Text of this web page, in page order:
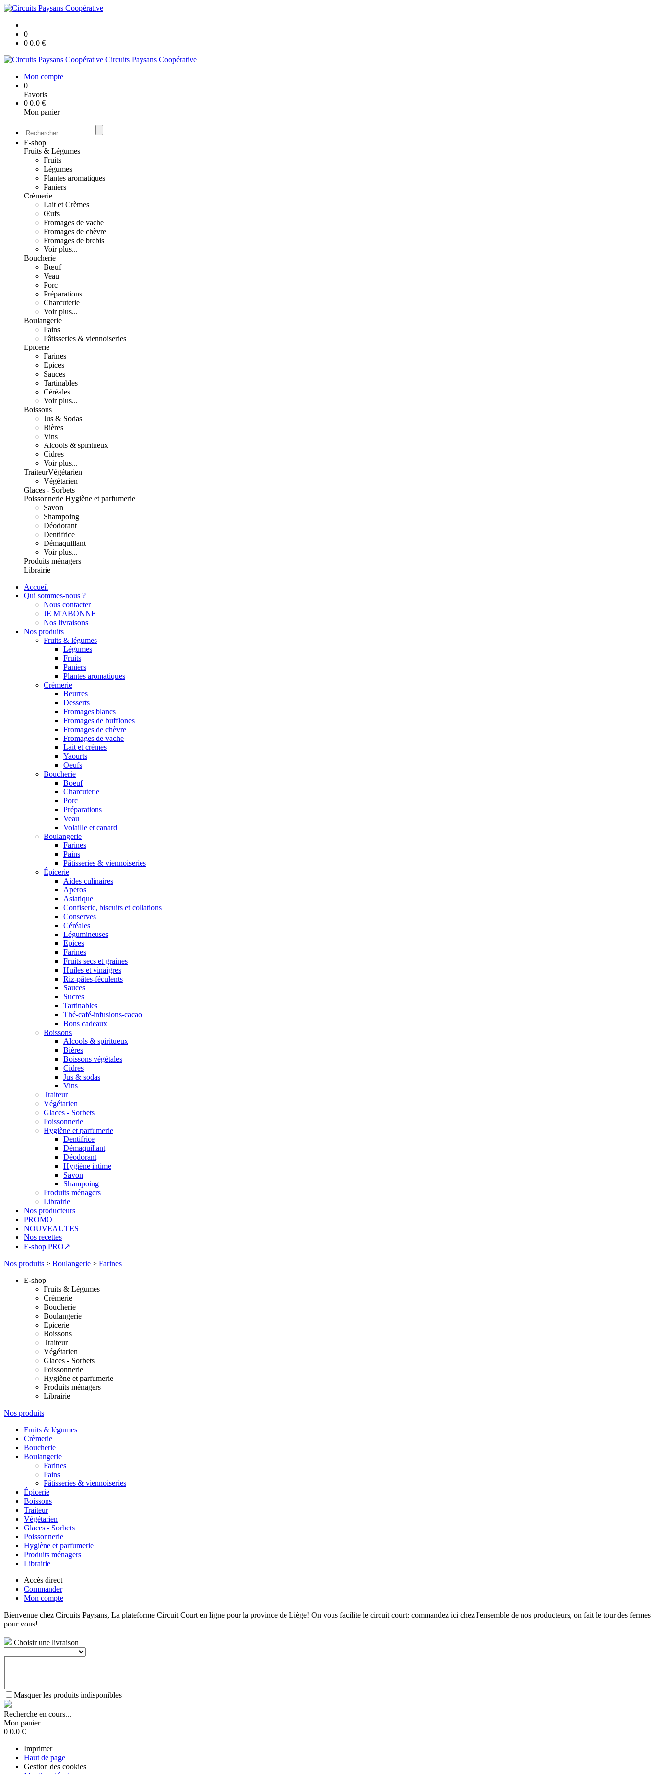
0
0 0.0 €
Circuits Paysans Coopérative
Mon compte
0
Favoris
0 0.0 €
Mon panier
E-shop
Fruits & Légumes
Fruits
Légumes
Plantes aromatiques
Paniers
Crèmerie
Lait et Crèmes
Œufs
Fromages de vache
Fromages de chèvre
Fromages de brebis
Voir plus...
Boucherie
Bœuf
Veau
Porc
Préparations
Charcuterie
Voir plus...
Boulangerie
Pains
Pâtisseries & viennoiseries
Epicerie
Farines
Epices
Sauces
Tartinables
Céréales
Voir plus...
Boissons
Jus & Sodas
Bières
Vins
Alcools & spiritueux
Cidres
Voir plus...
TraiteurVégétarien
Végétarien
Glaces - Sorbets
Poissonnerie Hygiène et parfumerie
Savon
Shampoing
Déodorant
Dentifrice
Démaquillant
Voir plus...
Produits ménagers
Librairie
Accueil
Qui sommes-nous ?
Nous contacter
JE M'ABONNE
Nos livraisons
Nos produits
Fruits & légumes
Légumes
Fruits
Paniers
Plantes aromatiques
Crèmerie
Beurres
Desserts
Fromages blancs
Fromages de bufflones
Fromages de chèvre
Fromages de vache
Lait et crèmes
Yaourts
Oeufs
Boucherie
Boeuf
Charcuterie
Porc
Préparations
Veau
Volaille et canard
Boulangerie
Farines
Pains
Pâtisseries & viennoiseries
Épicerie
Aides culinaires
Apéros
Asiatique
Confiserie, biscuits et collations
Conserves
Céréales
Légumineuses
Epices
Farines
Fruits secs et graines
Huiles et vinaigres
Riz-pâtes-féculents
Sauces
Sucres
Tartinables
Thé-café-infusions-cacao
Bons cadeaux
Boissons
Alcools & spiritueux
Bières
Boissons végétales
Cidres
Jus & sodas
Vins
Traiteur
Végétarien
Glaces - Sorbets
Poissonnerie
Hygiène et parfumerie
Dentifrice
Démaquillant
Déodorant
Hygiène intime
Savon
Shampoing
Produits ménagers
Librairie
Nos producteurs
PROMO
NOUVEAUTES
Nos recettes
E-shop PRO↗
Nos produits > Boulangerie > Farines
E-shop
Fruits & Légumes
Crèmerie
Boucherie
Boulangerie
Epicerie
Boissons
Traiteur
Végétarien
Glaces - Sorbets
Poissonnerie
Hygiène et parfumerie
Produits ménagers
Librairie
Nos produits
Fruits & légumes
Crèmerie
Boucherie
Boulangerie
Farines
Pains
Pâtisseries & viennoiseries
Épicerie
Boissons
Traiteur
Végétarien
Glaces - Sorbets
Poissonnerie
Hygiène et parfumerie
Produits ménagers
Librairie
Accès direct
Commander
Mon compte
Bienvenue chez Circuits Paysans, La plateforme Circuit Court en ligne pour la province de Liège! On vous facilite le circuit court: commandez ici chez l'ensemble de nos producteurs, on fait le tour des fermes
pour vous!
Choisir une livraison
Masquer les produits indisponibles
Recherche en cours...
Mon panier
0 0.0 €
Imprimer
Haut de page
Gestion des cookies